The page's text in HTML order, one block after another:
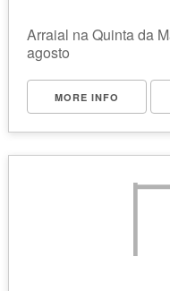
Arraial na Quinta da
agosto
MORE INFO